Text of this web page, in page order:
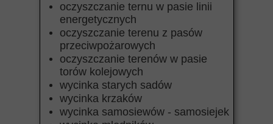
oczyszczanie ternu w pasie linii
energetycznych
oczyszczanie terenu z pasów
przeciwpożarowych
oczyszczanie terenów w pasie
torów kolejowych
wycinka starych sadów
wycinka krzaków
wycinka samosiewów - samosiejek